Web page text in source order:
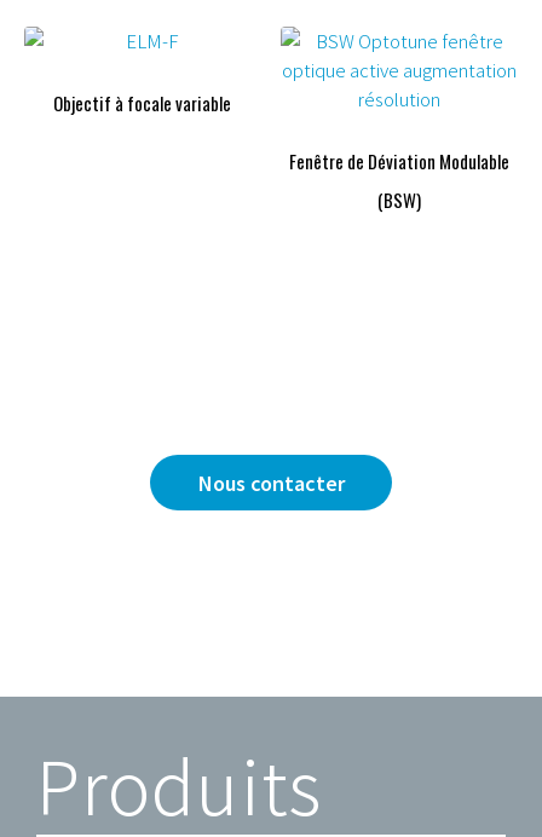
Objectif à focale variable
Fenêtre de Déviation Modulable
(BSW)
Nous contacter
Produits